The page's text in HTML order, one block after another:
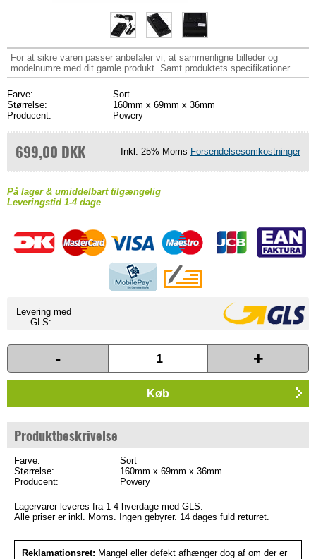
For at sikre varen passer anbefaler vi, at sammenligne billeder og
modelnumre med dit gamle produkt. Samt produktets specifikationer.
Farve:
Sort
Størrelse:
160mm x 69mm x 36mm
Producent:
Powery
699,00 DKK Inkl. 25% Moms Forsendelsesomkostninger
På lager & umiddelbart tilgængelig
Leveringstid 1-4 dage
Levering med
GLS:
- +
Køb
Produktbeskrivelse
Farve:
Sort
Størrelse:
160mm x 69mm x 36mm
Producent:
Powery
Lagervarer leveres fra 1-4 hverdage med GLS.
Alle priser er inkl. Moms. Ingen gebyrer. 14 dages fuld returret.
Reklamationsret: Mangel eller defekt afhænger dog af om der er